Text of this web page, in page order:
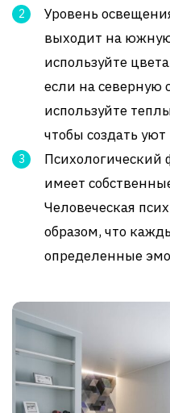
Уровень
выходит на
используйте
если на северную
используйте
чтобы создать
имеет
Человеческая
образом, что
определенные